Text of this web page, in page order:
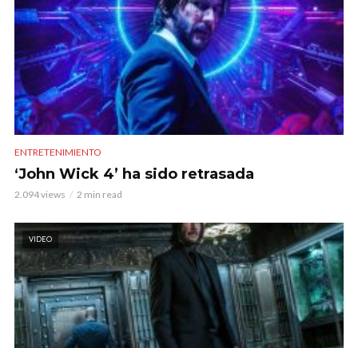
ENTRETENIMIENTO
‘John Wick 4’ ha sido retrasada
2.094 views 2 min read
VIDEO